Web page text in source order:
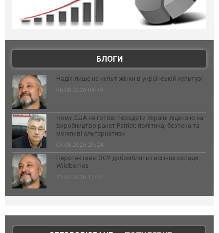
БЛОГИ
Надія лише на культ жінки в українській культурі
06.08.2026 08:49
Чому США не готові передати Україні ліцензію на
виробництво ракет Patriot: політика, безпека та
можливі альтернативи
03.08.2026 20:24
Перспектива: ЗСУ добомблять і всі інші склади
Wildberries
23.07.2026 11:31